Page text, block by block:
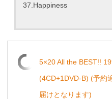
37.Happiness
5×20 All the BEST!!
(4CD+1DVD-B) (予約
届けとなります)